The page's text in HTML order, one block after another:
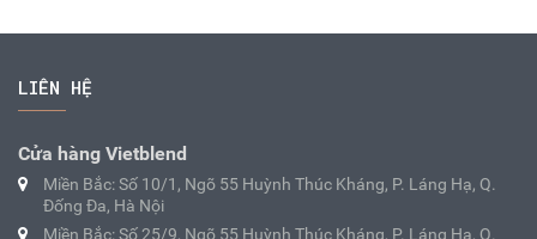
LIÊN HỆ
Cửa hàng Vietblend
Miền Bắc: Số 10/1, Ngõ 55 Huỳnh Thúc Kháng, P. Láng Hạ, Q.
Đống Đa, Hà Nội
Miền Bắc: Số 25/9, Ngõ 55 Huỳnh Thúc Kháng, P. Láng Hạ, Q.